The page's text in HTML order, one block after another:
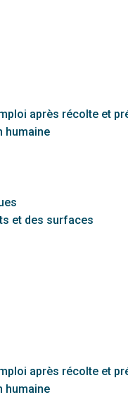
après récolte et
humaine
et des surfaces
après récolte et
humaine